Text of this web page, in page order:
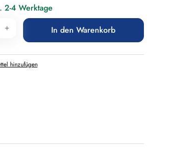
2-4 Werktage
Anzahl: Gib den gewünschten
In den Warenkorb
hinzufügen